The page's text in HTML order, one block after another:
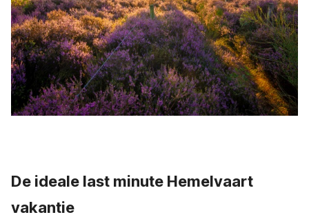
De ideale last minute Hemelvaart
vakantie